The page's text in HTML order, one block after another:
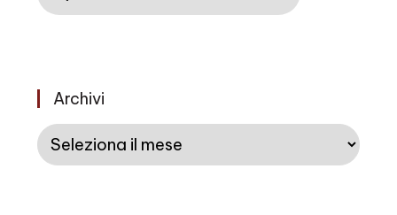
Archivi
Archivi